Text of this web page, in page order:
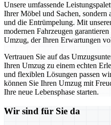
Unsere umfassende
Ihrer Möbel und Sachen, sondern
und die Entrümpelung. Mit
modernen Fahrzeugen
Umzug, der Ihren Erwartungen
Vertrauen Sie auf das
Ihren Umzug zu einem echten
und flexiblen Lösungen passen
können Sie Ihren Umzug mit
Ihre neue Lebensphase starten.
Wir sind für Sie da